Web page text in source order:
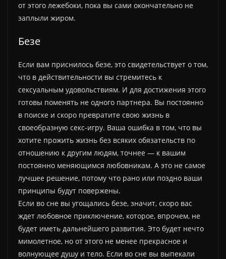
от этого лежебоки, пока вы сами окончательно не
заплыли жиром.
Безе
Если вам приснилось безе, это свидетельствует о том,
что в действительности вы стремитесь к
сексуальным удовольствиям. И для достижения этого
готовы поменять не одного партнера. Вы постоянно
в поиске и скоро превратите свою жизнь в
своеобразную секс-игру. Ваша ошибка в том, что вы
хотите прожить жизнь без всяких обязательств по
отношению к другим людям, точнее — к вашим
постоянно меняющимся любовникам. А это не самое
лучшее решение, потому что рано или поздно ваши
принципы будут повержены.
Если во сне вы угощались безе, значит, скоро вас
ждет любовное приключение, которое, впрочем, не
будет иметь дальнейшего развития. Это будет нечто
мимолетное, но от этого не менее прекрасное и
волнующее душу и тело. Если во сне вы выпекали